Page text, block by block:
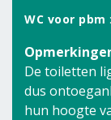
WC voor pbm
De toiletten
dus
hun hoogte